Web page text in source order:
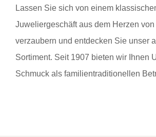
Lassen Sie sich von einem
Juweliergeschäft aus dem Herzen
verzaubern und entdecken Sie unser
Sortiment. Seit 1907 bieten wir Ihnen
Schmuck als familientraditionellen